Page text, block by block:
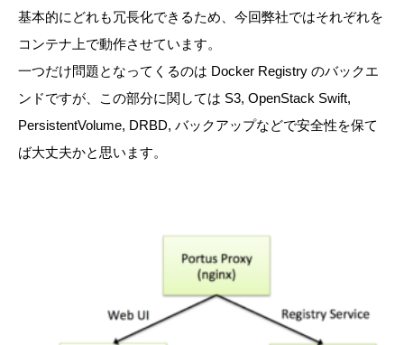
基本的にどれも冗長化できるため、今回弊社ではそれぞれを
コンテナ上で動作させています。
一つだけ問題となってくるのは Docker Registry のバックエ
ンドですが、この部分に関しては S3, OpenStack Swift,
PersistentVolume, DRBD, バックアップなどで安全性を保て
ば大丈夫かと思います。